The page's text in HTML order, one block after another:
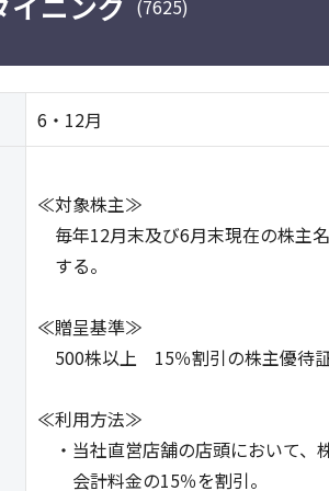
(7625)
6・12月
≪対象株主≫
毎年12月末及び6月末現在の株主
する。
≪贈呈基準≫
500株以上 15％割引の株主優待
≪利用方法≫
・当社直営店舗の店頭において、
会計料金の15％を割引。